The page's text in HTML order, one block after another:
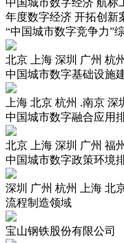
视频
现场
体育
财经
大国智造
中国城市数字经济 航标
年度数字经济 开拓创新
“中国城市数字竞争力”
北京 上海 深圳 广州 杭
中国城市数字基础设施
上海 北京 杭州 .南京 深
中国城市数字融合应用
北京 上海 深圳 广州 福州
中国城市数字政策环境
深圳 广州 杭州 上海 北
流程制造领域
宝山钢铁股份有限公司